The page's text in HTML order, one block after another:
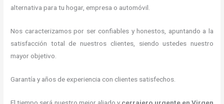
alternativa para tu hogar, empresa o automóvil.
Nos caracterizamos por ser confiables y honestos, apuntando a la
satisfacción total de nuestros clientes, siendo ustedes nuestro
mayor objetivo.
Garantía y años de experiencia con clientes satisfechos.